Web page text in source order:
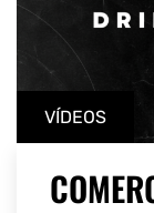
VÍDEOS